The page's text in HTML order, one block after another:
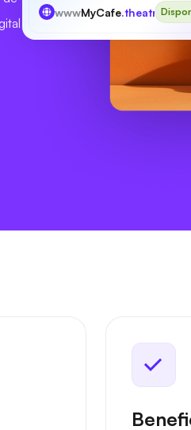
wwwMyCafe.theatre